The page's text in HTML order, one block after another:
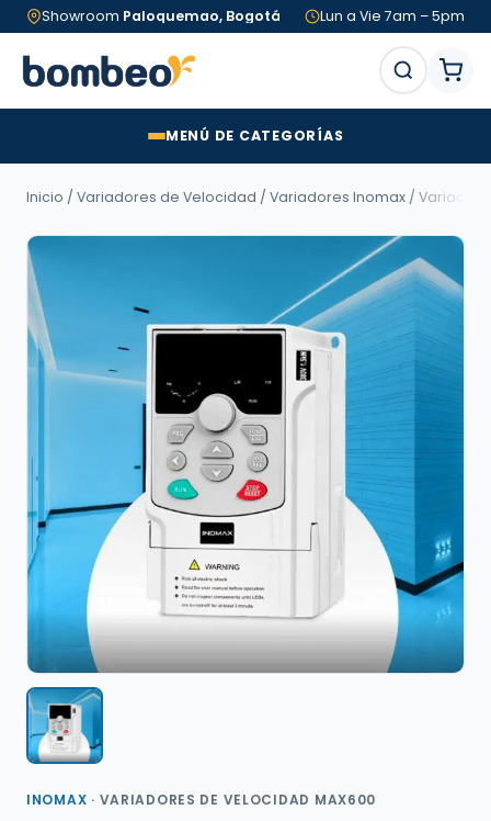
Showroom Paloquemao, Bogotá Lun a Vie 7am – 5pm
MENÚ DE CATEGORÍAS
Inicio / Variadores de Velocidad / Variadores Inomax /
INOMAX · VARIADORES DE VELOCIDAD MAX600